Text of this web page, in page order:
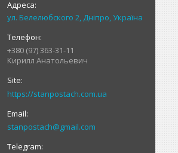
ул. Белелюбского 2, Дніпро, Україна
+380 (97) 363-31-11
Кирилл Анатольевич
https://stanpostach.com.ua
stanpostach@gmail.com